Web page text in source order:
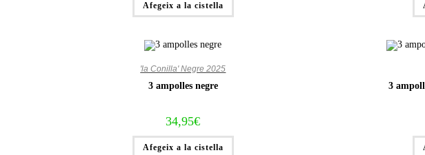
Afegeix a la cistella
'la Conilla' Negre 2025
3 ampolles negre
34,95€
Afegeix a la cistella
3